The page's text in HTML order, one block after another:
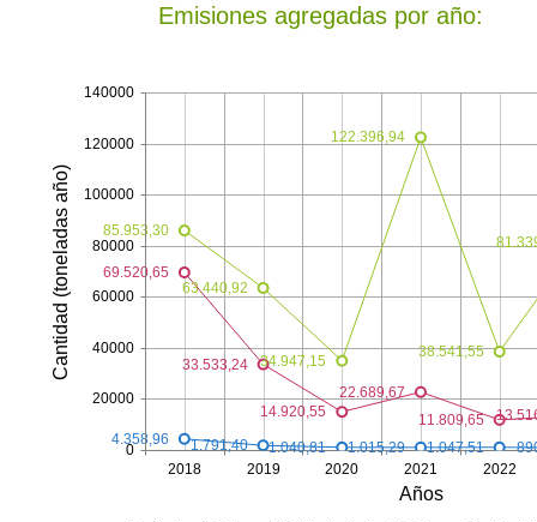
Emisiones agregadas por año:
Años
2018 2019 2020 2021 2022
4.358,96
69.520,65
85.953,30
1.791,40
33.533,24
63.440,92
1.040,81
14.920,55
34.947,15
1.015,29
22.689,67
122.396,94
1.047,51
11.809,65
38.541,55
0
20000
40000
60000
80000
100000
120000
140000
Cantidad (toneladas año)